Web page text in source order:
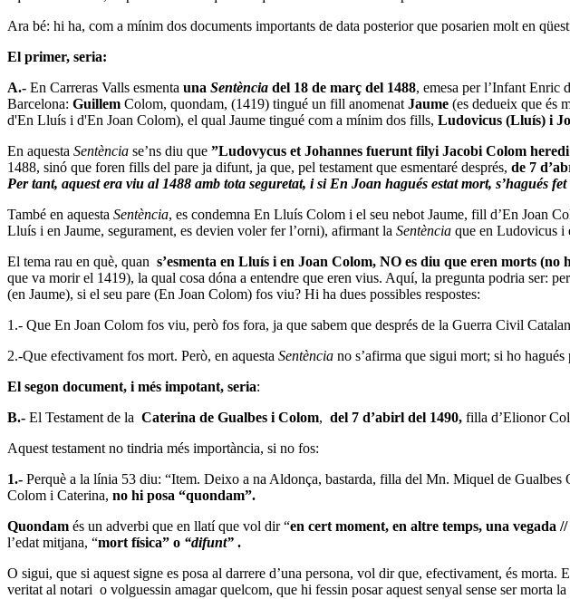
Ara bé: hi ha, com a mínim dos documents importants de data posterior que posarien molt en
El primer, seria:
A.- En Carreras Valls esmenta una Sentència del 18 de març del 1488, emesa per l’Infant Enric
Barcelona: Guillem Colom, quondam, (1419) tingué un fill anomenat Jaume (es dedueix que és
d'En Lluís i d'En Joan Colom), el qual Jaume tingué com a mínim dos fills, Ludovicus (Lluís) i
En aquesta Sentència se’ns diu que ”Ludovycus et Johannes fuerunt filyi Jacobi Colom
1488, sinó que foren fills del pare ja difunt, ja que, pel testament que esmentaré després, de 7
Per tant, aquest era viu al 1488 amb tota seguretat, i si En Joan hagués estat mort, s’hagués
També en aquesta Sentència, es condemna En Lluís Colom i el seu nebot Jaume, fill d’En Joan
Lluís i en Jaume, segurament, es devien voler fer l’orni), afirmant la Sentència que en Ludovicus i
El tema rau en què, quan s’esmenta en Lluís i en Joan Colom, NO es diu que eren morts (no
que va morir el 1419), la qual cosa dóna a entendre que eren vius. Aquí, la pregunta podria ser:
(en Jaume), si el seu pare (En Joan Colom) fos viu? Hi ha dues possibles respostes:
1.- Que En Joan Colom fos viu, però fos fora, ja que sabem que després de la Guerra Civil
2.-Que efectivament fos mort. Però, en aquesta Sentència no s’afirma que sigui mort; si ho
El segon document, i més impotant, seria:
B.- El Testament de la Caterina de Gualbes i Colom, del 7 d’abirl del 1490, filla d’Elionor
Aquest testament no tindria més importància, si no fos:
1.- Perquè a la línia 53 diu: “Item. Deixo a na Aldonça, bastarda, filla del Mn. Miquel de Gualbes
Colom i Caterina, no hi posa “quondam”.
Quondam és un adverbi que en llatí que vol dir “en cert moment, en altre temps, una vegada
l’edat mitjana, “mort física” o “difunt” .
O sigui, que si aquest signe es posa al darrere d’una persona, vol dir que, efectivament, és
veritat al notari o volguessin amagar quelcom, que hi fessin posar aquest senyal sense ser morta la